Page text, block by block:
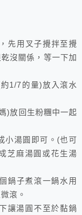
先用叉子攪拌至攪
沒關係，等一下加
約1/7 的量)放入滾水
)放回生粉糰中一起
小湯圓即可。 (也可
芝麻湯圓或花生湯
鍋子煮滾一鍋水用
滾。
讓湯圓不至於黏鍋